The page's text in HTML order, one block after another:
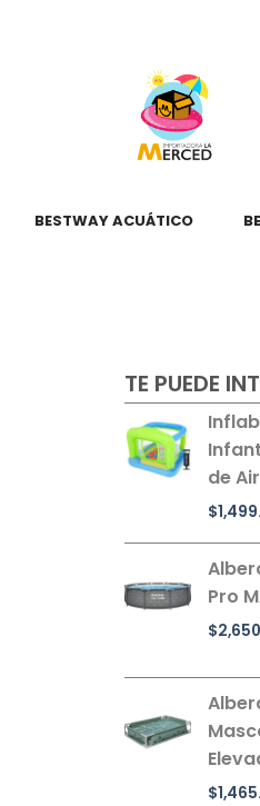
BESTWAY ACUÁTICO
TE PUEDE
de
$
Pro
$
$